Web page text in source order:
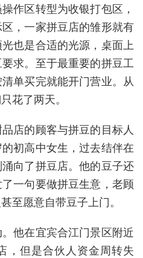
作区转型为收银打包区，
，一家拼豆店的雏形就有
也是合适的光源，桌面上
求。至于最重要的拼豆工
单买完就能开门营业。从
花了两天。
店的顾客与拼豆的目标人
初高中女生，过去结伴在
向了拼豆店。他的豆子还
一句要做拼豆生意，老顾
至愿意自带豆子上门。
他在宜宾合江门景区附近
，但是合伙人资金周转失